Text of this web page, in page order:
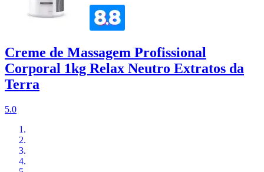
Creme de Massagem Profissional
Corporal 1kg Relax Neutro Extratos da
Terra
5.0